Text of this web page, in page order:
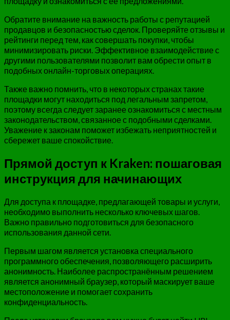
Обратите внимание на важность работы с репутацией
продавцов и безопасностью сделок. Проверяйте отзывы и
рейтинги перед тем, как совершать покупки, чтобы
минимизировать риски. Эффективное взаимодействие с
другими пользователями позволит вам обрести опыт в
подобных онлайн-торговых операциях.
Также важно помнить, что в некоторых странах такие
площадки могут находиться под легальным запретом,
поэтому всегда следует заранее ознакомиться с местным
законодательством, связанное с подобными сделками.
Уважение к законам поможет избежать неприятностей и
сбережет ваше спокойствие.
Прямой доступ к Kraken: пошаговая
инструкция для начинающих
Для доступа к площадке, предлагающей товары и услуги,
необходимо выполнить несколько ключевых шагов.
Важно правильно подготовиться для безопасного
использования данной сети.
Первым шагом является установка специального
программного обеспечения, позволяющего расширить
анонимность. Наиболее распространённым решением
является анонимный браузер, который маскирует ваше
местоположение и помогает сохранить
конфиденциальность.